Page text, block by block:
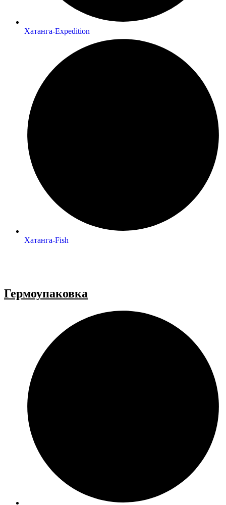
Хатанга-Expedition
Хатанга-Fish
Гермоупаковка